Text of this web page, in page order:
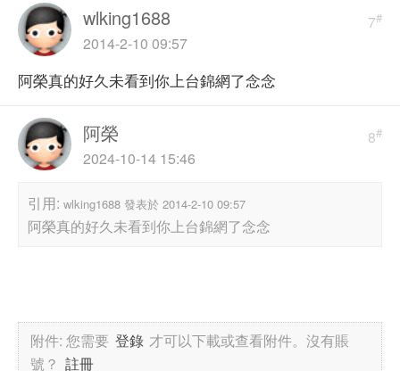
7#
wlking1688
2014-2-10 09:57
阿榮真的好久未看到你上台錦網了念念
8#
阿榮
2024-10-14 15:46
引用: wlking1688 發表於 2014-2-10 09:57
阿榮真的好久未看到你上台錦網了念念
附件:您需要 登錄 才可以下載或查看附件。沒有賬
號？ 註冊